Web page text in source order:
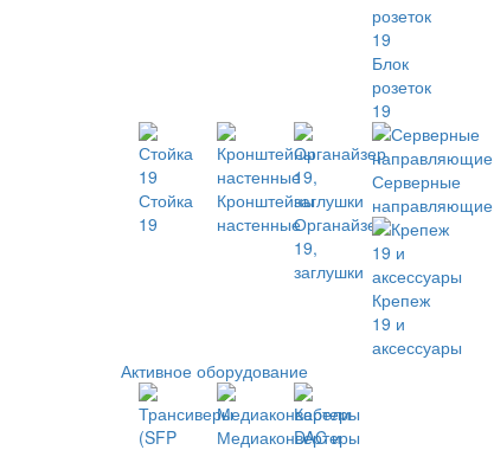
Блок
розеток
19
Стойка
19
Кронштейны
настенныеОрганайзер
19,
заглушки
Серверные
направляющие
Крепеж
19 и
аксессуары
Активное оборудование
Медиаконвертеры